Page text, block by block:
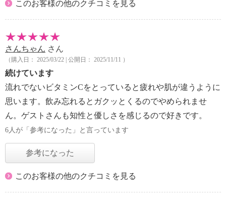
このお客様の他のクチコミを見る
さんちゃん さん
（購入日： 2025/03/22 | 公開日： 2025/11/11 ）
続けています
流れでないビタミンCをとっていると疲れや肌が違うように
思います。飲み忘れるとガクッとくるのでやめられませ
ん。ゲストさんも知性と優しさを感じるので好きです。
6人が「参考になった」と言っています
参考になった
このお客様の他のクチコミを見る